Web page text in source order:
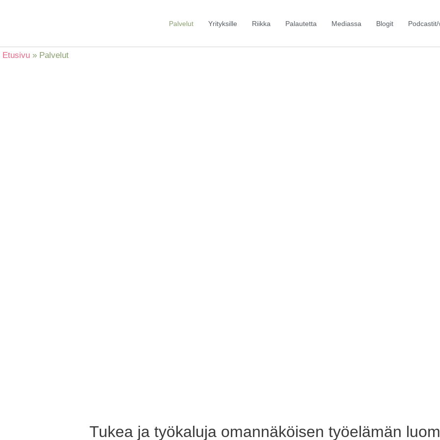
Palvelut Yrityksille Riikka Palautetta Mediassa Blogit
Etusivu Palvelut
Tukea ja työkaluja omannäköisen työelämän